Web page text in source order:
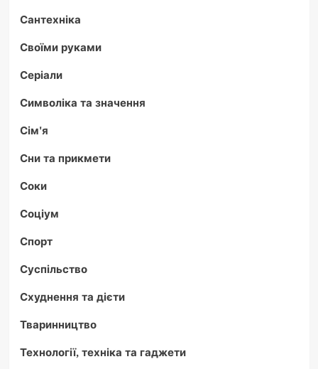
Сантехніка
Своїми руками
Серіали
Символіка та значення
Сім'я
Сни та прикмети
Соки
Соціум
Спорт
Суспільство
Схуднення та дієти
Тваринництво
Технології, техніка та гаджети